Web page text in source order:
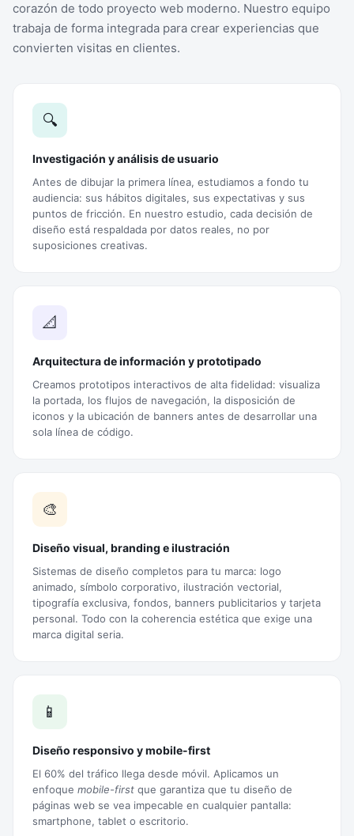
corazón de todo proyecto web moderno. Nuestro equipo
trabaja de forma integrada para crear experiencias que
convierten visitas en clientes.
🔍
Investigación y análisis de usuario
Antes de dibujar la primera línea, estudiamos a fondo tu
audiencia: sus hábitos digitales, sus expectativas y sus
puntos de fricción. En nuestro estudio, cada decisión de
diseño está respaldada por datos reales, no por
suposiciones creativas.
📐
Arquitectura de información y prototipado
Creamos prototipos interactivos de alta fidelidad: visualiza
la portada, los flujos de navegación, la disposición de
iconos y la ubicación de banners antes de desarrollar una
sola línea de código.
🎨
Diseño visual, branding e ilustración
Sistemas de diseño completos para tu marca: logo
animado, símbolo corporativo, ilustración vectorial,
tipografía exclusiva, fondos, banners publicitarios y tarjeta
personal. Todo con la coherencia estética que exige una
marca digital seria.
📱
Diseño responsivo y mobile-first
El 60% del tráfico llega desde móvil. Aplicamos un
enfoque mobile-first que garantiza que tu diseño de
páginas web se vea impecable en cualquier pantalla:
smartphone, tablet o escritorio.